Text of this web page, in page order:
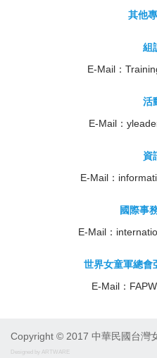
其他
組
E-Mail：
活
E-Mail：
資
E-Mail：
國際事
E-Mail：
世界女童軍總會
E-Mail：
Copyright © 2017 中華民國台灣
Designed by ARTWARE